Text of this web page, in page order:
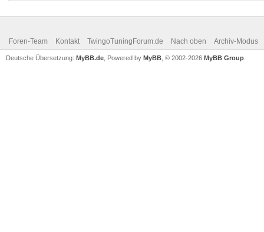
Foren-Team Kontakt TwingoTuningForum.de Nach oben Archiv-Modus
Deutsche Übersetzung: MyBB.de , Powered by MyBB , © 2002-2026 MyBB Group